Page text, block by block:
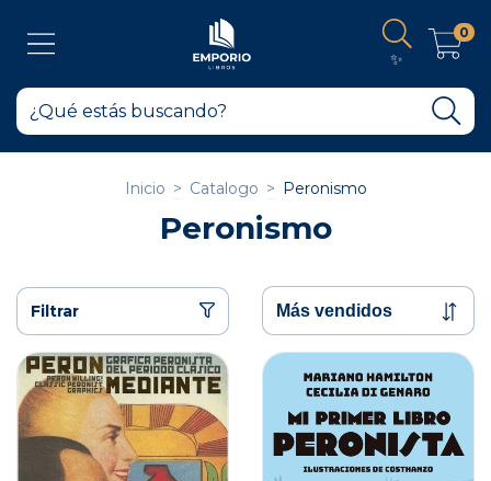
✨
0
Inicio > Catalogo > Peronismo
Peronismo
Filtrar